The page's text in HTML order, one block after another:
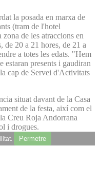
la posada en marxa de
(tram de l'hotel
de les atraccions en
de 20 a 21 hores, de 21 a
a totes les edats. "Hem
estaran presents i gaudiran
cap de Servei d'Activitats
situat davant de la Casa
de la festa, així com el
Creu Roja Andorrana
i drogues.
Permetre